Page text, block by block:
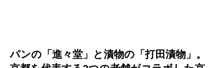
パンの「進々堂」と漬物の「打田漬物」。